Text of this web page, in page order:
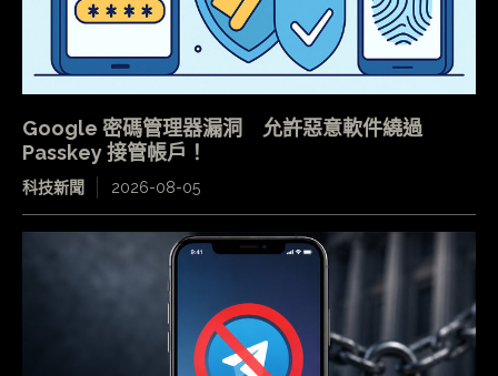
Google 密碼管理器漏洞 允許惡意軟件繞過
Passkey 接管帳戶！
科技新聞 2026-08-05